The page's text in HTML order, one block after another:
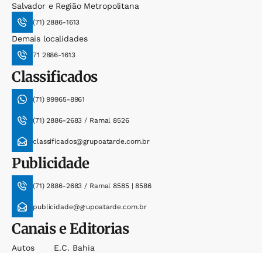
Salvador e Região Metropolitana
(71) 2886-1613
Demais localidades
71 2886-1613
Classificados
(71) 99965-8961
(71) 2886-2683 / Ramal 8526
classificados@grupoatarde.com.br
Publicidade
(71) 2886-2683 / Ramal 8585 | 8586
publicidade@grupoatarde.com.br
Canais e Editorias
Autos
E.c. Bahia